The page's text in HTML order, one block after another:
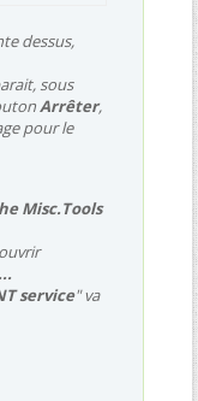
dessus,
sous
Arrêter,
pour le
Misc.Tools
service" va